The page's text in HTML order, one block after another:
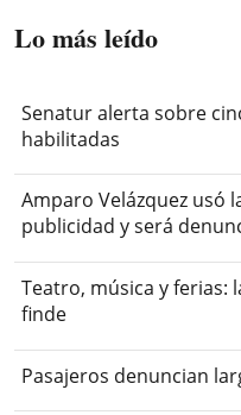
Lo más leído
Senatur alerta sobre
habilitadas
Amparo Velázquez usó
publicidad y será
Teatro, música y ferias:
finde
Pasajeros denuncian